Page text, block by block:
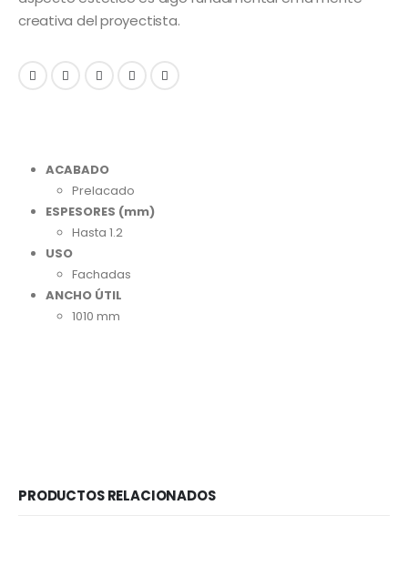
creativa del proyectista.
ACABADO
Prelacado
ESPESORES (mm)
Hasta 1.2
USO
Fachadas
ANCHO ÚTIL
1010 mm
PRODUCTOS RELACIONADOS